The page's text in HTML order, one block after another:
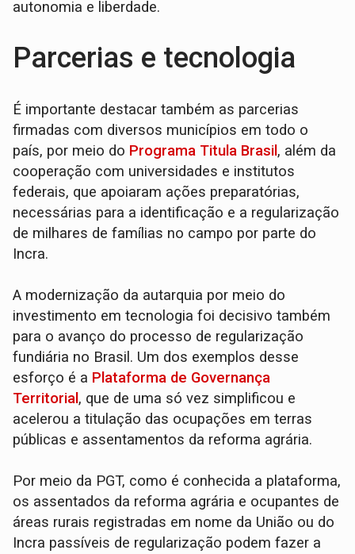
autonomia e liberdade.
Parcerias e tecnologia
É importante destacar também as parcerias
firmadas com diversos municípios em todo o
país, por meio do Programa Titula Brasil, além da
cooperação com universidades e institutos
federais, que apoiaram ações preparatórias,
necessárias para a identificação e a regularização
de milhares de famílias no campo por parte do
Incra.
A modernização da autarquia por meio do
investimento em tecnologia foi decisivo também
para o avanço do processo de regularização
fundiária no Brasil. Um dos exemplos desse
esforço é a Plataforma de Governança
Territorial, que de uma só vez simplificou e
acelerou a titulação das ocupações em terras
públicas e assentamentos da reforma agrária.
Por meio da PGT, como é conhecida a plataforma,
os assentados da reforma agrária e ocupantes de
áreas rurais registradas em nome da União ou do
Incra passíveis de regularização podem fazer a